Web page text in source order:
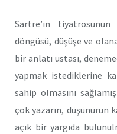
Sartre’ın
döngüsü, düşüşe ve
bir anlatı ustası,
yapmak istediklerine
sahip olmasını
çok yazarın, düşünürün
açık bir yargıda